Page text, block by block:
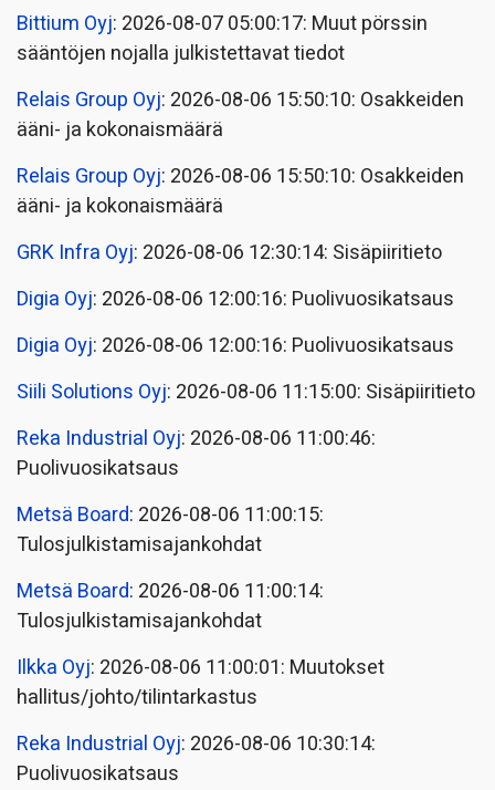
Bittium Oyj: 2026-08-07 05:00:17: Muut pörssin
sääntöjen nojalla julkistettavat tiedot
Relais Group Oyj: 2026-08-06 15:50:10: Osakkeiden
ääni- ja kokonaismäärä
Relais Group Oyj: 2026-08-06 15:50:10: Osakkeiden
ääni- ja kokonaismäärä
GRK Infra Oyj: 2026-08-06 12:30:14: Sisäpiiritieto
Digia Oyj: 2026-08-06 12:00:16: Puolivuosikatsaus
Digia Oyj: 2026-08-06 12:00:16: Puolivuosikatsaus
Siili Solutions Oyj: 2026-08-06 11:15:00: Sisäpiiritieto
Reka Industrial Oyj: 2026-08-06 11:00:46:
Puolivuosikatsaus
Metsä Board: 2026-08-06 11:00:15:
Tulosjulkistamisajankohdat
Metsä Board: 2026-08-06 11:00:14:
Tulosjulkistamisajankohdat
Ilkka Oyj: 2026-08-06 11:00:01: Muutokset
hallitus/johto/tilintarkastus
Reka Industrial Oyj: 2026-08-06 10:30:14:
Puolivuosikatsaus